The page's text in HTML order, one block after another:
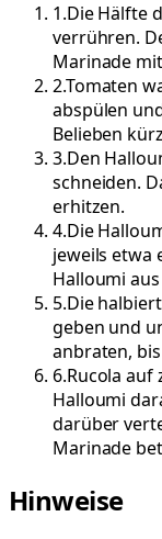
1.Die Hälfte
verrühren.
Marinade
2.Tomaten
abspülen
Belieben
3.Den
schneiden.
erhitzen.
4.Die
jeweils etwa
Halloumi
5.Die
geben und
anbraten,
6.Rucola auf
Halloumi
darüber
Marinade
Hinweise